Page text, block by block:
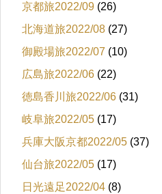
京都旅2022/09 (26)
北海道旅2022/08 (27)
御殿場旅2022/07 (10)
広島旅2022/06 (22)
徳島香川旅2022/06 (31)
岐阜旅2022/05 (17)
兵庫大阪京都2022/05 (37)
仙台旅2022/05 (17)
日光遠足2022/04 (8)